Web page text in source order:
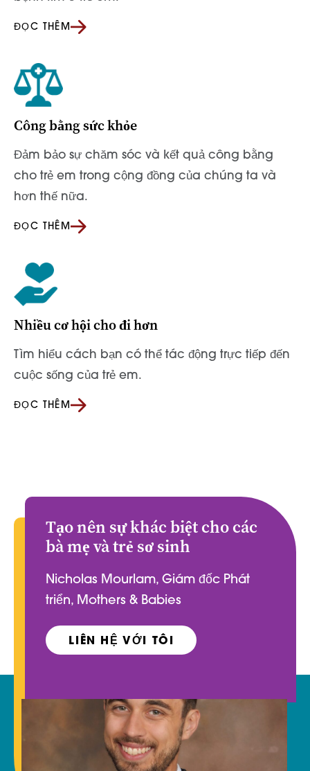
ĐỌC THÊM
Công bằng sức khỏe
Đảm bảo sự chăm sóc và kết quả công bằng
cho trẻ em trong cộng đồng của chúng ta và
hơn thế nữa.
ĐỌC THÊM
Nhiều cơ hội cho đi hơn
Tìm hiểu cách bạn có thể tác động trực tiếp đến
cuộc sống của trẻ em.
ĐỌC THÊM
Tạo nên sự khác biệt cho các
bà mẹ và trẻ sơ sinh
Nicholas Mourlam, Giám đốc Phát
triển, Mothers & Babies
LIÊN HỆ VỚI TÔI